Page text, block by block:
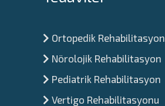
Ortopedik Rehabilitasyon
Nörolojik Rehabilitasyon
Pediatrik Rehabilitasyon
Vertigo Rehabilitasyonu